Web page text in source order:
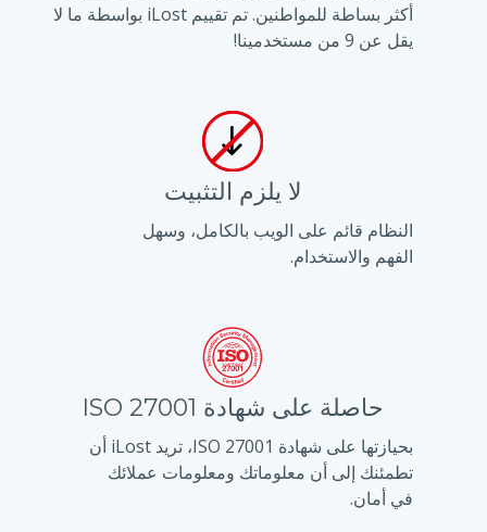
أكثر بساطة للمواطنين. تم تقييم iLost بواسطة ما لا
يقل عن 9 من مستخدمينا!
لا يلزم التثبيت
النظام قائم على الويب بالكامل، وسهل
الفهم والاستخدام.
حاصلة على شهادة ISO 27001
بحيازتها على شهادة ISO 27001، تريد iLost أن
تطمئنك إلى أن معلوماتك ومعلومات عملائك
في أمان.